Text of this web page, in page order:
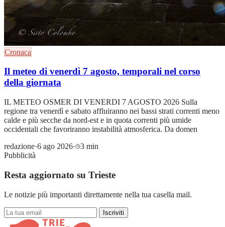
Cronaca
Il meteo di venerdì 7 agosto, temporali nel corso
della giornata
IL METEO OSMER DI VENERDI 7 AGOSTO 2026 Sulla
regione tra venerdì e sabato affluiranno nei bassi strati correnti meno
calde e più secche da nord-est e in quota correnti più umide
occidentali che favoriranno instabilità atmosferica. Da domen
redazione·6 ago 2026·
3 min
Pubblicità
Resta aggiornato su Trieste
Le notizie più importanti direttamente nella tua casella mail.
Iscriviti